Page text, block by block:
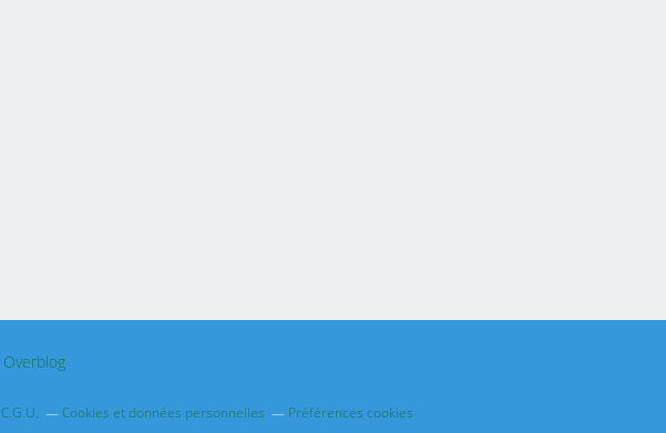
Overblog
C.G.U. Cookies et données personnelles Préférences cookies